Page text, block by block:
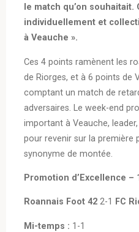
le match qu’on
individuellement et
à Veauche ».
Ces 4 points ramènent les
de Riorges, et à 6 points de
comptant un match de
adversaires. Le week-end
important à Veauche,
pour revenir sur la première
synonyme de montée.
Promotion d’Excellence –
Roannais Foot 422-1 FC
Mi-temps : 1-1